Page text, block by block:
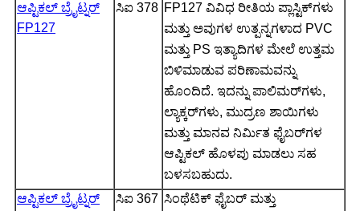
ಆಪ್ಟಿಕಲ್ ಬ್ರೈಟ್ನರ್
FP127
ಸಿಐ 378 FP127 ವಿವಿಧ ರೀತಿಯ ಪ್ಲಾಸ್ಟಿಕ್‌ಗಳು
ಮತ್ತು ಅವುಗಳ ಉತ್ಪನ್ನಗಳಾದ PVC
ಮತ್ತು PS ಇತ್ಯಾದಿಗಳ ಮೇಲೆ ಉತ್ತಮ
ಬಿಳಿಮಾಡುವ ಪರಿಣಾಮವನ್ನು
ಹೊಂದಿದೆ. ಇದನ್ನು ಪಾಲಿಮರ್‌ಗಳು,
ಲ್ಯಾಕ್ಕರ್‌ಗಳು, ಮುದ್ರಣ ಶಾಯಿಗಳು
ಮತ್ತು ಮಾನವ ನಿರ್ಮಿತ ಫೈಬರ್‌ಗಳ
ಆಪ್ಟಿಕಲ್ ಹೊಳಪು ಮಾಡಲು ಸಹ
ಬಳಸಬಹುದು.
ಆಪ್ಟಿಕಲ್ ಬ್ರೈಟ್ನರ್
ಸಿಐ 367 ಸಿಂಥೆಟಿಕ್ ಫೈಬರ್ ಮತ್ತು